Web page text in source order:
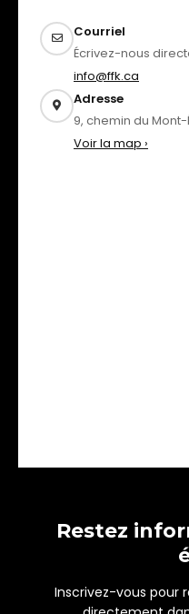
Courriel
Écrivez-nous
info@ffk.ca
Adresse
9, chemin du Mont-
Voir la map ›
Restez
Inscrivez-vous pour